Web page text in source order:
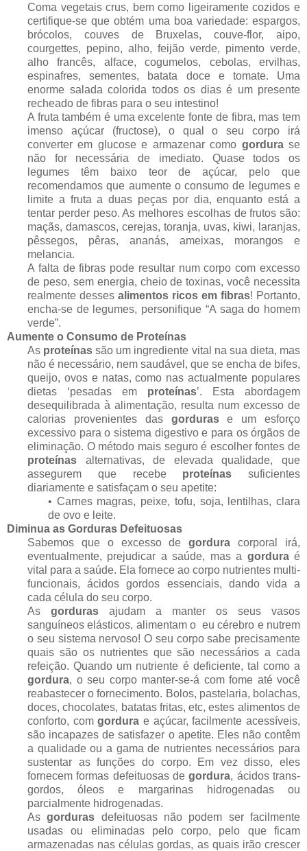
Coma vegetais crus, bem como ligeiramente cozidos e
certifique-se que obtém uma boa variedade: espargos,
brócolos, couves de Bruxelas, couve-flor, aipo,
courgettes, pepino, alho, feijão verde, pimento verde,
alho francês, alface, cogumelos, cebolas, ervilhas,
espinafres, sementes, batata doce e tomate. Uma
enorme salada colorida todos os dias é um presente
recheado de fibras para o seu intestino!
A fruta também é uma excelente fonte de fibra, mas tem
imenso açúcar (fructose), o qual o seu corpo irá
converter em glucose e armazenar como gordurase
não for necessária de imediato. Quase todos os
legumes têm baixo teor de açúcar, pelo que
recomendamos que aumente o consumo de legumes e
limite a fruta a duas peças por dia, enquanto está a
tentar perder peso. As melhores escolhas de frutos são:
maçãs, damascos, cerejas, toranja, uvas, kiwi, laranjas,
pêssegos, pêras, ananás, ameixas, morangos e
melancia.
A falta de fibras pode resultar num corpo com excesso
de peso, sem energia, cheio de toxinas, você necessita
realmente desses alimentos ricos em fibras! Portanto,
encha-se de legumes, personifique “A saga do homem
verde”.
Aumente o Consumo de Proteínas
As proteínas são um ingrediente vital na sua dieta, mas
não é necessário, nem saudável, que se encha de bifes,
queijo, ovos e natas, como nas actualmente populares
dietas ‘pesadas em proteínas’. Esta abordagem
desequilibrada à alimentação, resulta num excesso de
calorias provenientes das gordurase um esforço
excessivo para o sistema digestivo e para os órgãos de
eliminação. O método mais seguro é escolher fontes de
proteínas alternativas, de elevada qualidade, que
assegurem que recebe proteínas suficientes
diariamente e satisfaçam o seu apetite:
• Carnes magras, peixe, tofu, soja, lentilhas, clara
de ovo e leite.
Diminua as Gorduras Defeituosas
Sabemos que o excesso degordura corporal irá,
eventualmente, prejudicar a saúde, mas a gorduraé
vital para a saúde. Ela fornece ao corpo nutrientes multi-
funcionais, ácidos gordos essenciais, dando vida a
cada célula do seu corpo.
As gorduras ajudam a manter os seus vasos
sanguíneos elásticos, alimentam o eu cérebro e nutrem
o seu sistema nervoso! O seu corpo sabe precisamente
quais são os nutrientes que são necessários a cada
refeição. Quando um nutriente é deficiente, tal como a
gordura, o seu corpo manter-se-á com fome até você
reabastecer o fornecimento. Bolos, pastelaria, bolachas,
doces, chocolates, batatas fritas, etc, estes alimentos de
conforto, comgordura e açúcar, facilmente acessíveis,
são incapazes de satisfazer o apetite. Eles não contêm
a qualidade ou a gama de nutrientes necessários para
sustentar as funções do corpo. Em vez disso, eles
fornecem formas defeituosas degordura, ácidos trans-
gordos, óleos e margarinas hidrogenadas ou
parcialmente hidrogenadas.
Asgorduras defeituosas não podem ser facilmente
usadas ou eliminadas pelo corpo, pelo que ficam
armazenadas nas células gordas, as quais irão crescer